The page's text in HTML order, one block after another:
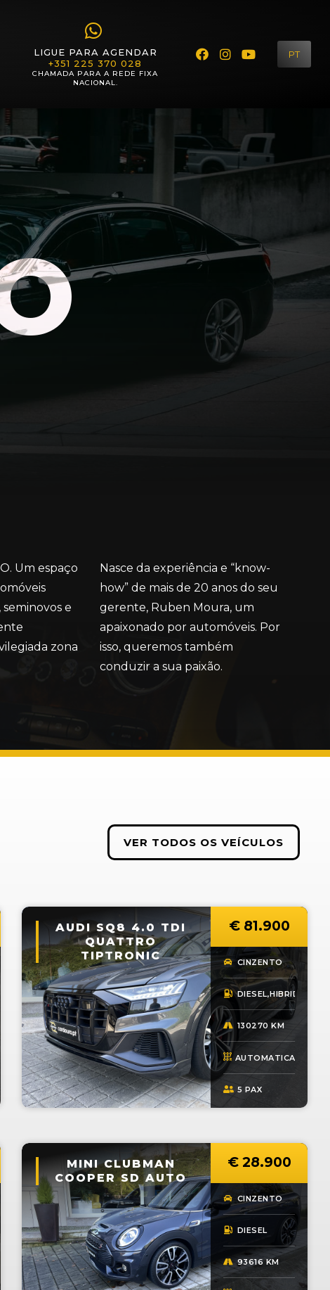
LIGUE PARA AGENDAR
+351 225 370 028
CHAMADA PARA A REDE FIXA
NACIONAL.
PT
Um espaço
e
zona
Nasce da experiência e “know-
how” de mais de 20 anos do seu
gerente, Ruben Moura, um
apaixonado por automóveis. Por
isso, queremos também
conduzir a sua paixão.
VER TODOS OS VEÍCULOS
AUDI SQ8 4.0 TDI
QUATTRO
TIPTRONIC
€ 81.900
CINZENTO
DIESEL,HIBRIDO
130270 KM
AUTOMATICA
5 PAX
MINI CLUBMAN
COOPER SD AUTO
€ 28.900
CINZENTO
DIESEL
93616 KM